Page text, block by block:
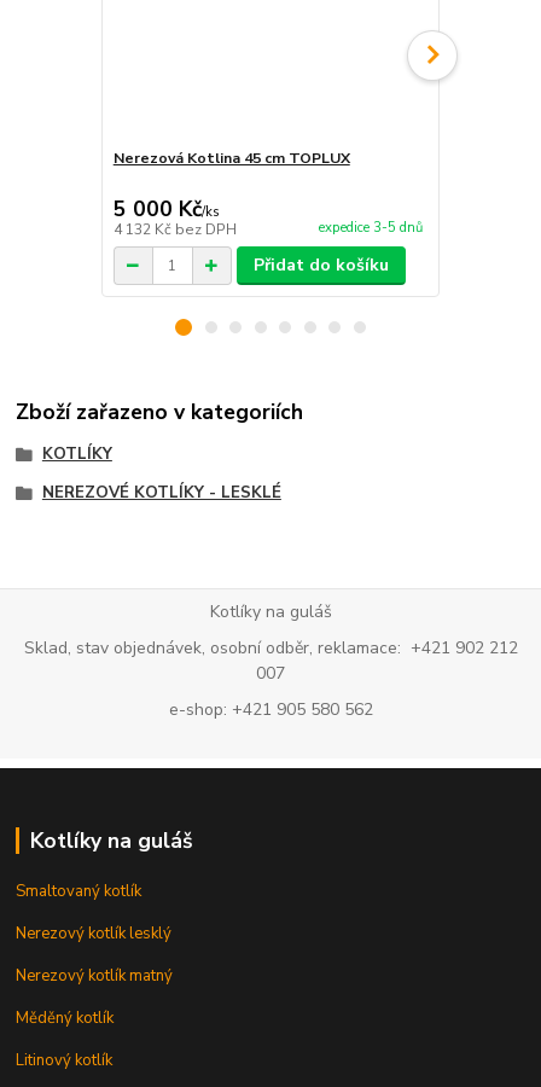
Nerezová Kotlina 45 cm TOPLUX
5 000 Kč/ks
4 132 Kč bez DPH expedice 3-5 dnů
Přidat do košíku
Zboží zařazeno v kategoriích
KOTLÍKY
NEREZOVÉ KOTLÍKY - LESKLÉ
Kotlíky na guláš
Sklad, stav objednávek, osobní odběr, reklamace: +421 902 212
007
e-shop: +421 905 580 562
Kotlíky na guláš
Smaltovaný kotlík
Nerezový kotlík lesklý
Nerezový kotlík matný
Měděný kotlík
Litinový kotlík